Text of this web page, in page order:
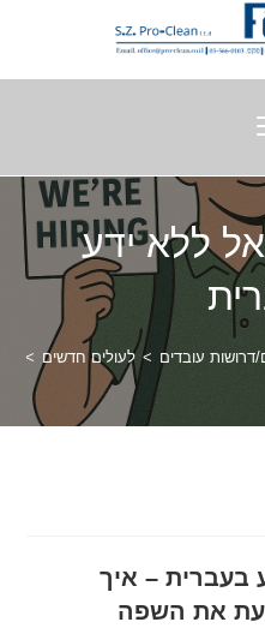
ללא ידע
דרושות עובדים > לעולים חדשים >
בעברית – איך
את השפה